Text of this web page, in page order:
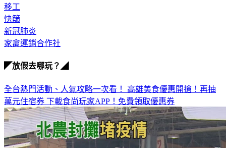
移工
快篩
新冠肺炎
家禽運銷合作社
◤放假去哪玩？◢
全台熱門活動、人氣攻略一次看！ 高雄美食優惠開搶！再抽
萬元住宿券 下載食尚玩家APP！免費領取優惠券